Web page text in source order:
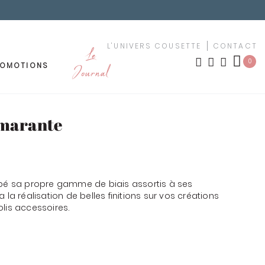
TISSUS PAR COULEUR
Le
Journal
L'UNIVERS COUSETTE CONTACT
0
sa propre gamme de biais assortis à ses
la réalisation de belles finitions sur vos créations
accessoires.